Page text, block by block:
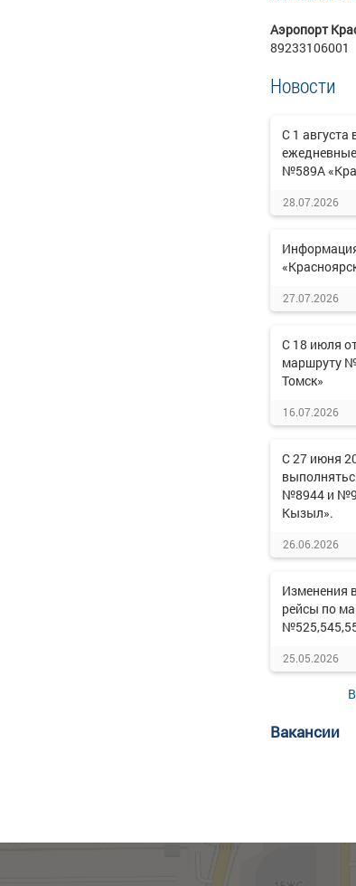
Аэропорт
89233106001
Новости
С 1 августа
№589А
28.07.2026
27.07.2026
С 18 июля
маршруту
Томск»
16.07.2026
С 27 июня
№8944 и
Кызыл».
26.06.2026
Изменения
рейсы по
25.05.2026
Вакансии